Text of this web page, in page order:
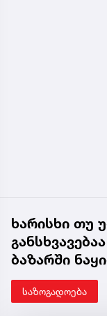
ხარისხი თუ
ბაზარში
საზოგადოება